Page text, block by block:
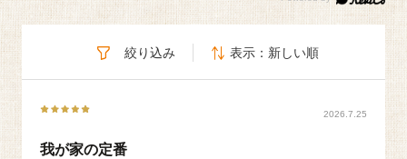
絞り込み 表示：新しい順
2026.7.25
我が家の定番